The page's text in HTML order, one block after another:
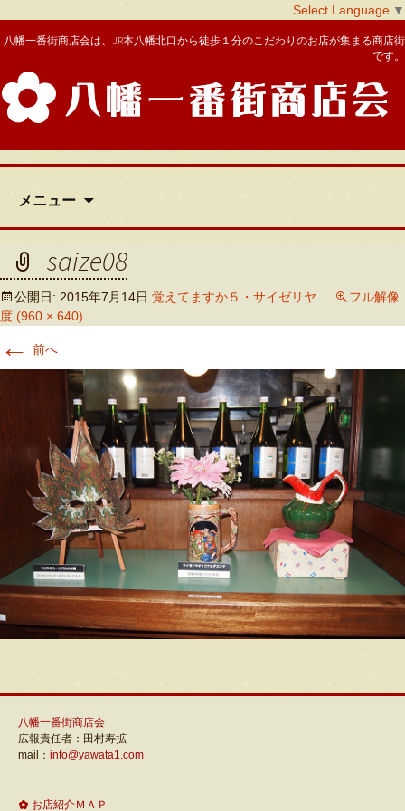
Select Language ▼
八幡一番街商店会
八幡一番街商店会は、JR本八幡北口から徒歩１分のこだわりのお店が集まる商店街
です。
メニュー
テ
ツ
へ
移
saize08
公開日: 2015年7月14日 覚えてますか５・サイゼリヤ
フル解像
度 (960 × 640)
← 前へ
八幡一番街商店会
広報責任者：田村寿拡
mail： info@yawata1.com
お店紹介ＭＡＰ